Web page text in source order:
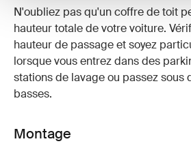
N'oubliez pas qu'un coffre de toit
hauteur totale de votre voiture.
hauteur de passage et soyez
lorsque vous entrez dans des
stations de lavage ou passez sous
basses.
Montage